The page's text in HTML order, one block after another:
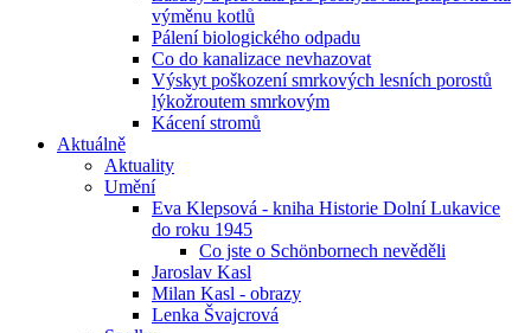
výměnu kotlů
Pálení biologického odpadu
Co do kanalizace nevhazovat
Výskyt poškození smrkových lesních porostů
lýkožroutem smrkovým
Kácení stromů
Aktuálně
Aktuality
Umění
Eva Klepsová - kniha Historie Dolní Lukavice
do roku 1945
Co jste o Schönbornech nevěděli
Jaroslav Kasl
Milan Kasl - obrazy
Lenka Švajcrová